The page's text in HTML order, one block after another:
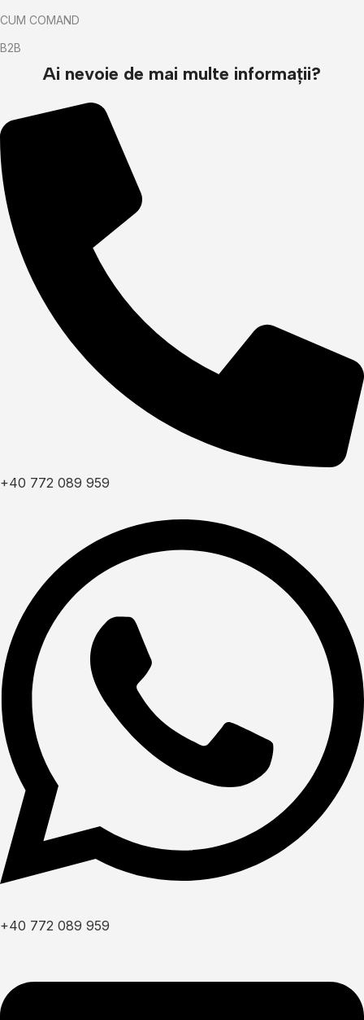
CUM COMAND
B2B
Ai nevoie de mai multe informații?
+40 772 089 959
+40 772 089 959